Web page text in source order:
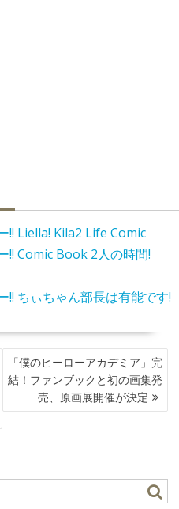
!! Liella! Kila2 Life Comic
!! Comic Book 2人の時間!
!! ちぃちゃん部長は有能です!
「僕のヒーローアカデミア」完
結！ファンブックと初の画集発
売、原画展開催が決定